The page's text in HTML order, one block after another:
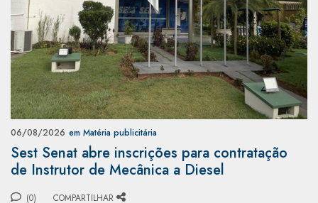
06/08/2026 em Matéria publicitária
Sest Senat abre inscrições para contratação
de Instrutor de Mecânica a Diesel
(0) COMPARTILHAR